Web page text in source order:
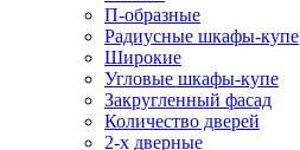
П-образные
Радиусные шкафы-купе
Широкие
Угловые шкафы-купе
Закругленный фасад
Количество дверей
2-х дверные